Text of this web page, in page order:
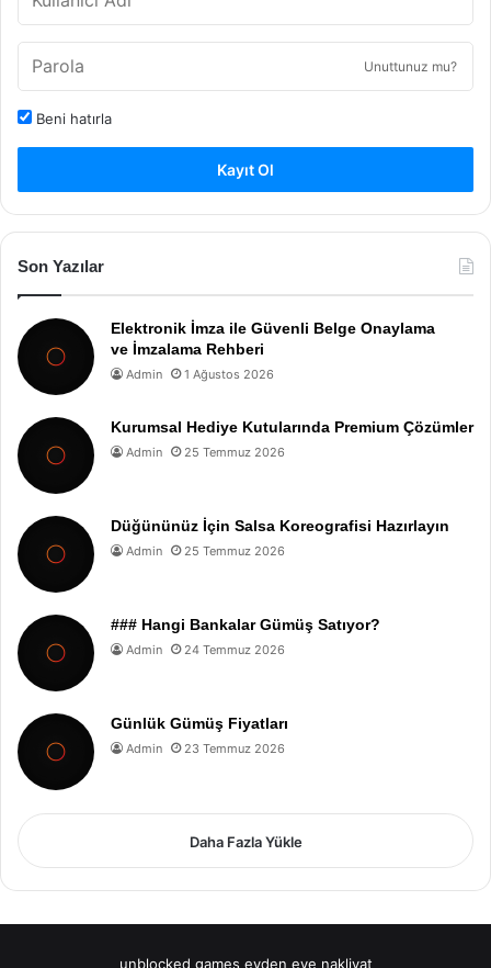
Unuttunuz mu?
Beni hatırla
Kayıt Ol
Son Yazılar
Elektronik İmza ile Güvenli Belge Onaylama
ve İmzalama Rehberi
Admin 1 Ağustos 2026
Kurumsal Hediye Kutularında Premium Çözümler
Admin 25 Temmuz 2026
Düğününüz İçin Salsa Koreografisi Hazırlayın
Admin 25 Temmuz 2026
### Hangi Bankalar Gümüş Satıyor?
Admin 24 Temmuz 2026
Günlük Gümüş Fiyatları
Admin 23 Temmuz 2026
Daha Fazla Yükle
unblocked games evden eve nakliyat